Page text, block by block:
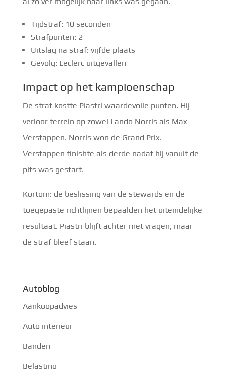
Tijdstraf: 10 seconden
Strafpunten: 2
Uitslag na straf: vijfde plaats
Gevolg: Leclerc uitgevallen
Impact op het kampioenschap
De straf kostte Piastri waardevolle punten. Hij
verloor terrein op zowel Lando Norris als Max
Verstappen. Norris won de Grand Prix.
Verstappen finishte als derde nadat hij vanuit de
pits was gestart.
Kortom: de beslissing van de stewards en de
toegepaste richtlijnen bepaalden het uiteindelijke
resultaat. Piastri blijft achter met vragen, maar
de straf bleef staan.
Autoblog
Aankoopadvies
Auto interieur
Banden
Belasting